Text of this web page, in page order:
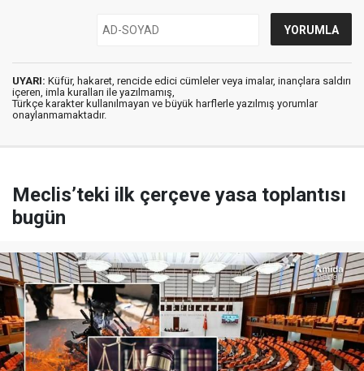
UYARI: Küfür, hakaret, rencide edici cümleler veya imalar, inançlara saldırı
içeren, imla kuralları ile yazılmamış,
Türkçe karakter kullanılmayan ve büyük harflerle yazılmış yorumlar
onaylanmamaktadır.
Meclis’teki ilk çerçeve yasa toplantısı
bugün